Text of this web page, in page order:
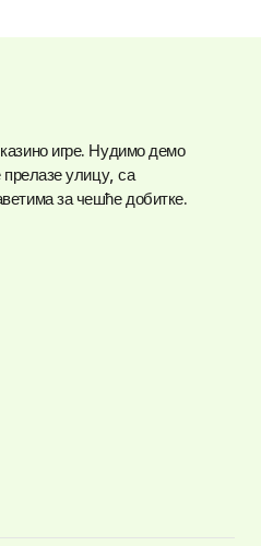
игре. Нудимо демо
прелазе улицу, са
за чешће добитке.